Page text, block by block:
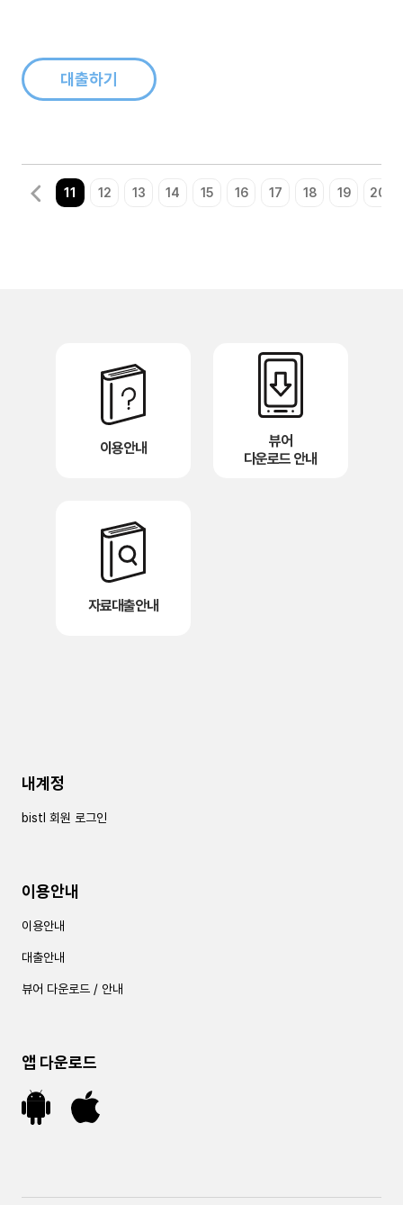
에 무슨 보..대출하기
11 12 13 14 15 16 17 18 19 20
이용안내
뷰어
다운로드 안내
자료대출안내
내계정
bistl 회원 로그인
이용안내
이용안내
대출안내
뷰어 다운로드 / 안내
앱 다운로드